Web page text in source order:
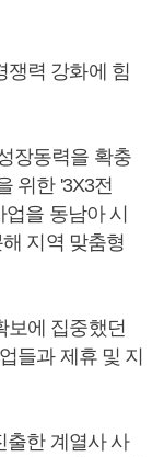
쟁력 강화에 힘
장동력을 확충
위한 '3X3전
업을 동남아 시
지역 맞춤형
보에 집중했던
들과 제휴 및 지
출한 계열사 사